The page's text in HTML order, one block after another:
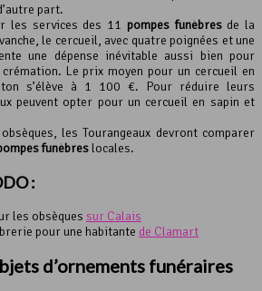
part.
les services des 11 pompes funèbresde la
le cercueil, avec quatre poignées et une
une dépense inévitable aussi bien pour
Le prix moyen pour un cercueil en
s’élève à 1 100 €. Pour réduire leurs
peuvent opter pour un cercueil en sapin et
les Tourangeaux devront comparer
funèbres locales.
:
les obsèques sur Calais
pour une habitante de Clamart
d’ornements funéraires